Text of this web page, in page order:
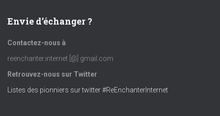
Envie d’échanger ?
Contactez-nous à
reenchanter.internet [@] gmail.com
Retrouvez-nous sur Twitter
Listes des pionniers sur twitter #ReEnchanterInternet